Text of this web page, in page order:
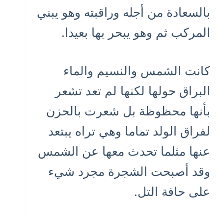
بالسعادة من أجله وراقبته وهو يبني
المركب ثم وهو يبحر بها بعيدا.
كانت الشمس والنسيم والماء
البراق حولها لكنها لم تعد تشعر
بأنها محظوظة بل شعرت بالحزن
لفراق الولد تماما وهي تراه يبتعد
عنها مثلما تحدث معها عن الشمس
وقد أصبحت الشجرة مجرد شيء
على حافة التل.